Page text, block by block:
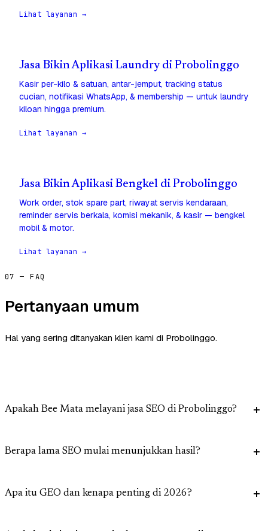
Lihat layanan →
Jasa Bikin Aplikasi Laundry di Probolinggo
Kasir per-kilo & satuan, antar-jemput, tracking status
cucian, notifikasi WhatsApp, & membership — untuk laundry
kiloan hingga premium.
Lihat layanan →
Jasa Bikin Aplikasi Bengkel di Probolinggo
Work order, stok spare part, riwayat servis kendaraan,
reminder servis berkala, komisi mekanik, & kasir — bengkel
mobil & motor.
Lihat layanan →
07 — FAQ
Pertanyaan umum
Hal yang sering ditanyakan klien kami di Probolinggo.
Apakah Bee Mata melayani jasa SEO di Probolinggo?
Berapa lama SEO mulai menunjukkan hasil?
Apa itu GEO dan kenapa penting di 2026?